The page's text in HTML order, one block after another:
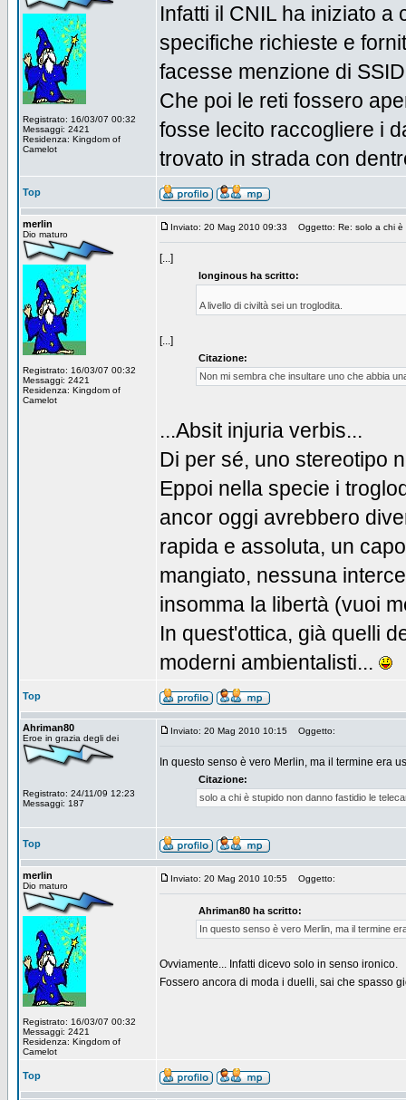
Registrato: 16/03/07 00:32
Messaggi: 2421
Residenza: Kingdom of
Camelot
Infatti il CNIL ha iniziato
specifiche richieste e
facesse menzione di
Che poi le reti fossero
fosse lecito raccogliere i
trovato in strada con
Top
merlin
Dio maturo
Registrato: 16/03/07 00:32
Messaggi: 2421
Residenza: Kingdom of
Camelot
Inviato: 20 Mag 2010 09:33 Oggetto: Re: solo a chi è
[...]
longinous ha scritto:
A livello di civiltà sei un troglodita.
[...]
Citazione:
Non mi sembra che insultare uno che abbia
...Absit injuria verbis...
Di per sé, uno stereotipo
Eppoi nella specie i
ancor oggi avrebbero
rapida e assoluta, un
mangiato, nessuna
insomma la libertà (vuoi
In quest'ottica, già quelli
moderni ambientalisti...
Top
Ahriman80
Eroe in grazia degli dei
Registrato: 24/11/09 12:23
Messaggi: 187
Inviato: 20 Mag 2010 10:15 Oggetto:
In questo senso è vero Merlin, ma il termine era
Citazione:
solo a chi è stupido non danno fastidio le
Top
merlin
Dio maturo
Registrato: 16/03/07 00:32
Messaggi: 2421
Residenza: Kingdom of
Camelot
Inviato: 20 Mag 2010 10:55 Oggetto:
Ahriman80 ha scritto:
In questo senso è vero Merlin, ma il termine
Ovviamente... Infatti dicevo solo in senso ironico.
Fossero ancora di moda i duelli, sai che spasso
Top